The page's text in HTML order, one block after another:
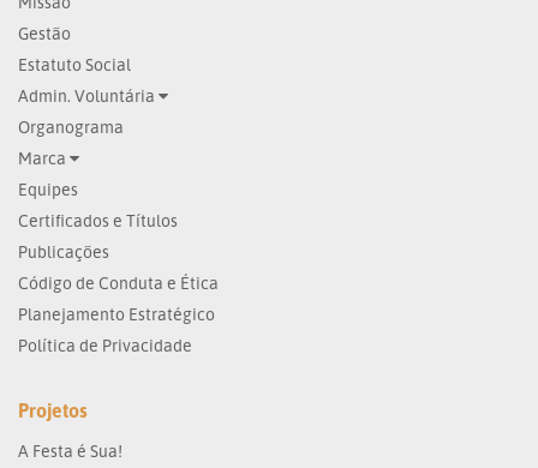
Gestão
Estatuto Social
Admin. Voluntária
Organograma
Marca
Equipes
Certificados e Títulos
Publicações
Código de Conduta e Ética
Planejamento Estratégico
Política de Privacidade
Projetos
A Festa é Sua!